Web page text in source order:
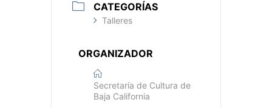
CATEGORÍAS
Talleres
ORGANIZADOR
Secretaría de Cultura de
Baja California